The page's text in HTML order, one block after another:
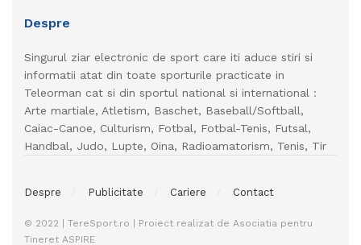
Despre
Singurul ziar electronic de sport care iti aduce stiri si
informatii atat din toate sporturile practicate in
Teleorman cat si din sportul national si international :
Arte martiale, Atletism, Baschet, Baseball/Softball,
Caiac-Canoe, Culturism, Fotbal, Fotbal-Tenis, Futsal,
Handbal, Judo, Lupte, Oina, Radioamatorism, Tenis, Tir
Despre Publicitate Cariere Contact
© 2022 | TereSport.ro | Proiect realizat de Asociatia pentru
Tineret ASPIRE